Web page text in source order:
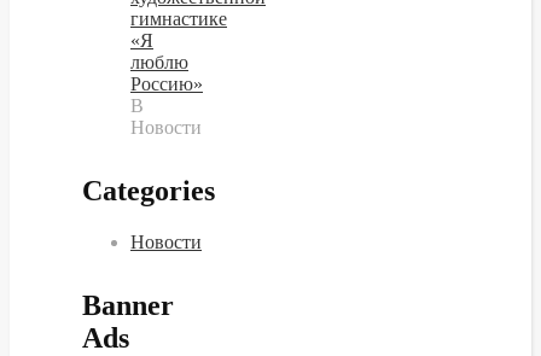
гимнастике
«Я
люблю
Россию»
В
Новости
Categories
Новости
Banner
Ads